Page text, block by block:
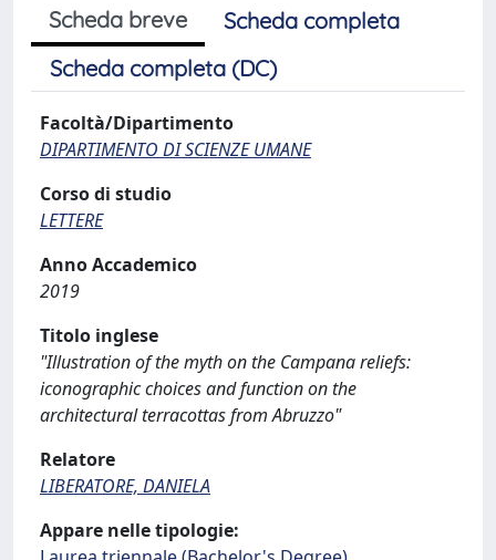
Scheda breve
Scheda completa
Scheda completa (DC)
Facoltà/Dipartimento
DIPARTIMENTO DI SCIENZE UMANE
Corso di studio
LETTERE
Anno Accademico
2019
Titolo inglese
"Illustration of the myth on the Campana reliefs:
iconographic choices and function on the
architectural terracottas from Abruzzo"
Relatore
LIBERATORE, DANIELA
Appare nelle tipologie: